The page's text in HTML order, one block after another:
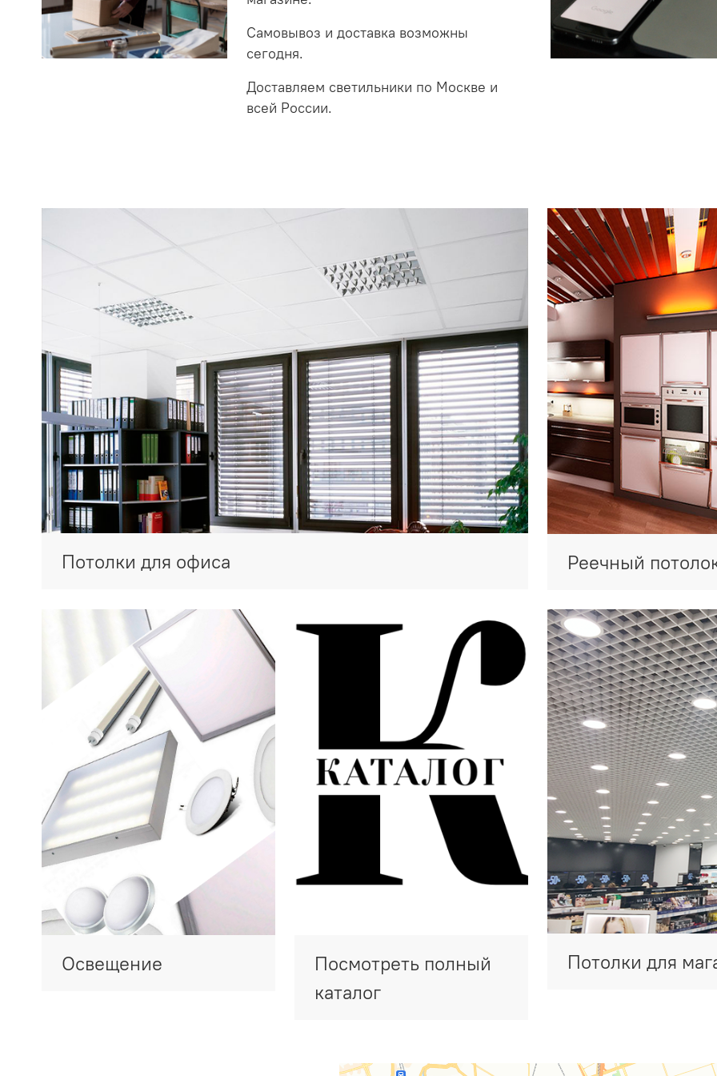
Самовывоз и доставка возможны
сегодня.
Доставляем светильники по Москве и
всей России.
Потолки для офиса Реечный
Освещение
Посмотреть полный
каталог
Потолки для